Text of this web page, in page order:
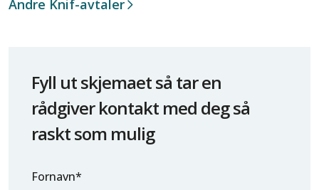
Andre Knif-avtaler
Fyll ut skjemaet så tar en
rådgiver kontakt med deg så
raskt som mulig
Fornavn*